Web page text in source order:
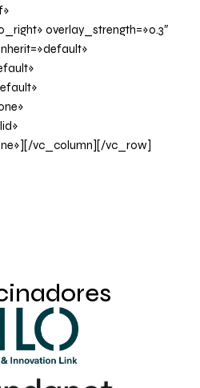
overlay_strength=»0.3″
vc_column][/vc_row]